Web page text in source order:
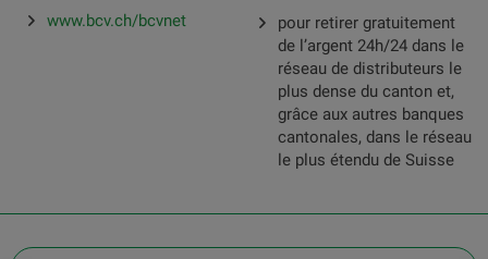
www.bcv.ch/bcvnet
pour retirer gratuitement
de l’argent 24h/24 dans le
réseau de distributeurs le
plus dense du canton et,
grâce aux autres banques
cantonales, dans le réseau
le plus étendu de Suisse